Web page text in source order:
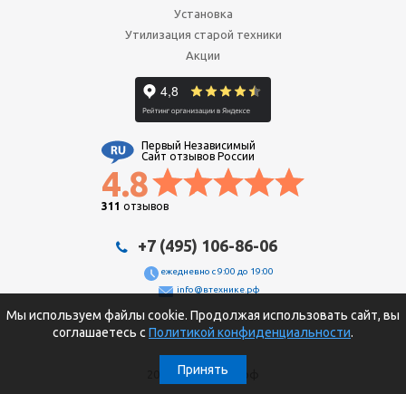
Установка
Утилизация старой техники
Акции
Первый Независимый
Сайт отзывов России
4.8
311 отзывов
+7 (495) 106-86-06
ежедневно с 9:00 до 19:00
info@втехнике.рф
2026 © втехнике.рф
Мы используем файлы cookie. Продолжая использовать сайт, вы
соглашаетесь с Политикой конфиденциальности.
Принять